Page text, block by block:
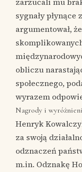
sygnały
argumentował,
obliczu
społecznego,
wyrazem
Nagrody i
Henryk
za swoją
odznaczeń
m.in. Odznakę